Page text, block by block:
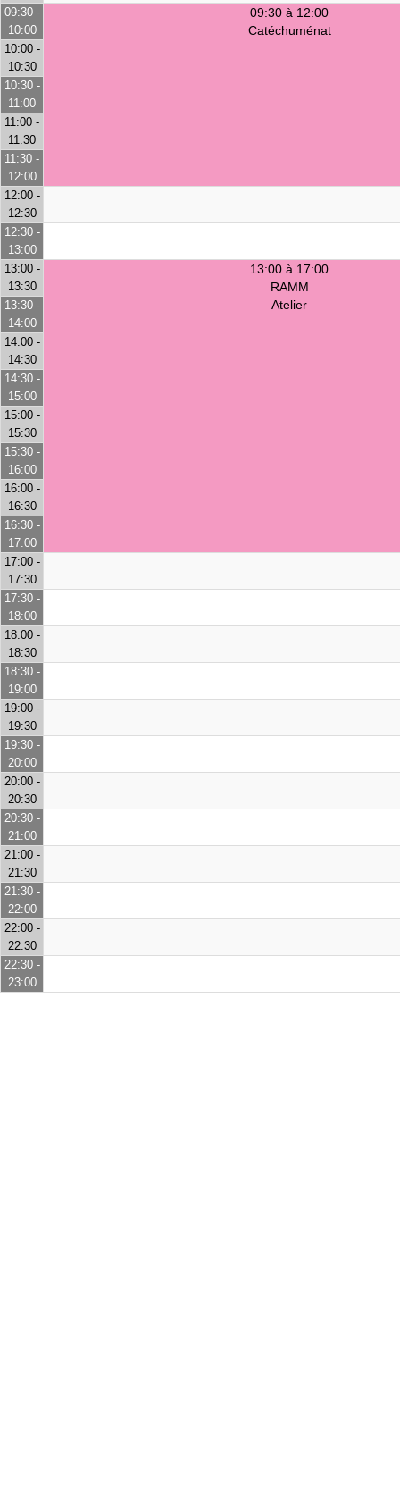
09:30 -
10:00
09:30 à 12:00
Catéchuménat
10:00 -
10:30
10:30 -
11:00
11:00 -
11:30
11:30 -
12:00
12:00 -
12:30
12:30 -
13:00
13:00 -
13:30
13:00 à 17:00
RAMM
Atelier
13:30 -
14:00
14:00 -
14:30
14:30 -
15:00
15:00 -
15:30
15:30 -
16:00
16:00 -
16:30
16:30 -
17:00
17:00 -
17:30
17:30 -
18:00
18:00 -
18:30
18:30 -
19:00
19:00 -
19:30
19:30 -
20:00
20:00 -
20:30
20:30 -
21:00
21:00 -
21:30
21:30 -
22:00
22:00 -
22:30
22:30 -
23:00